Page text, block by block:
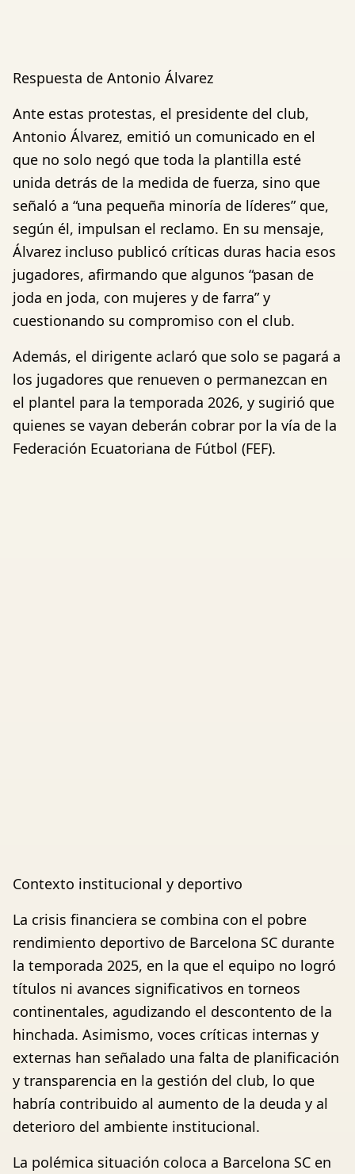
Respuesta de Antonio Álvarez
Ante estas protestas, el presidente del club,
Antonio Álvarez, emitió un comunicado en el
que no solo negó que toda la plantilla esté
unida detrás de la medida de fuerza, sino que
señaló a “una pequeña minoría de líderes” que,
según él, impulsan el reclamo. En su mensaje,
Álvarez incluso publicó críticas duras hacia esos
jugadores, afirmando que algunos “pasan de
joda en joda, con mujeres y de farra” y
cuestionando su compromiso con el club.
Además, el dirigente aclaró que solo se pagará a
los jugadores que renueven o permanezcan en
el plantel para la temporada 2026, y sugirió que
quienes se vayan deberán cobrar por la vía de la
Federación Ecuatoriana de Fútbol (FEF).
Contexto institucional y deportivo
La crisis financiera se combina con el pobre
rendimiento deportivo de Barcelona SC durante
la temporada 2025, en la que el equipo no logró
títulos ni avances significativos en torneos
continentales, agudizando el descontento de la
hinchada. Asimismo, voces críticas internas y
externas han señalado una falta de planificación
y transparencia en la gestión del club, lo que
habría contribuido al aumento de la deuda y al
deterioro del ambiente institucional.
La polémica situación coloca a Barcelona SC en